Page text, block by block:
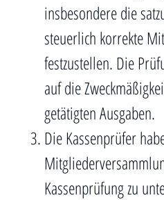
insbesondere die
steuerlich korrekte
festzustellen. Die
auf die
getätigten Ausgaben.
Die Kassenprüfer
Kassenprüfung zu